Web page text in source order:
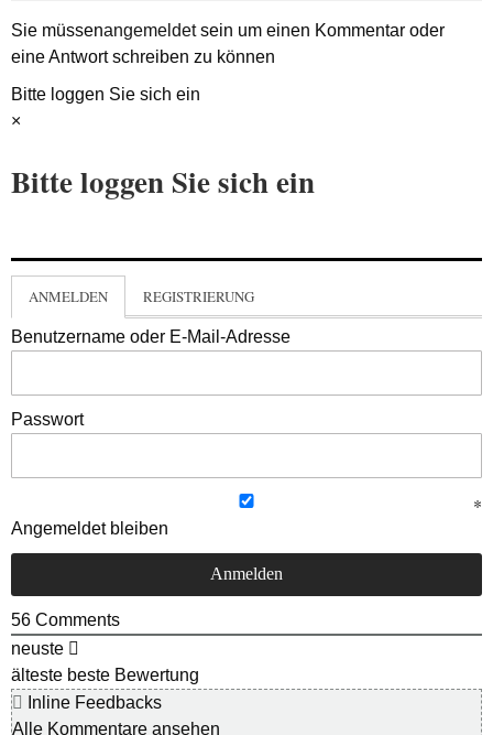
Sie müssenangemeldetsein um einen Kommentar oder
eine Antwort schreiben zu können
Bitte loggen Sie sich ein
×
Bitte loggen Sie sich ein
ANMELDEN REGISTRIERUNG
Benutzername oder E-Mail-Adresse
Passwort
Angemeldet bleiben
56 Comments
neuste
älteste beste Bewertung
Inline Feedbacks
Alle Kommentare ansehen